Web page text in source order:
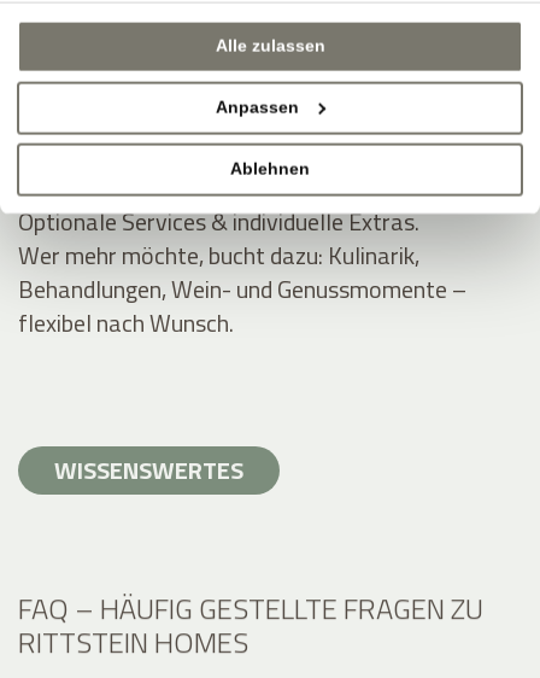
Alle zulassen
Anpassen
Ablehnen
Inklusivleistungen für Rittstein-Gäste.
Wellnessbereiche (ausgewählt), WLAN, Parken,
Guestpass, Zugang zu Außenanlagen und Gärten.
Apartment-Freiheit, Hotel-Extras.
Optionale Services & individuelle Extras.
Wer mehr möchte, bucht dazu: Kulinarik,
Behandlungen, Wein- und Genussmomente –
flexibel nach Wunsch.
WISSENSWERTES
FAQ – HÄUFIG GESTELLTE FRAGEN ZU
RITTSTEIN HOMES